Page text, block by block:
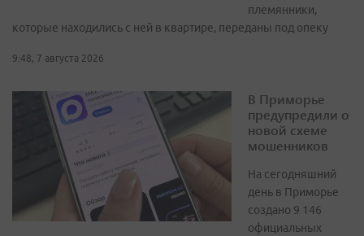
племянники,
которые находились с ней в квартире, переданы под опеку
9:48, 7 августа 2026
В Приморье
предупредили о
новой схеме
мошенников
На сегодняшний
день в Приморье
создано 9 146
официальных